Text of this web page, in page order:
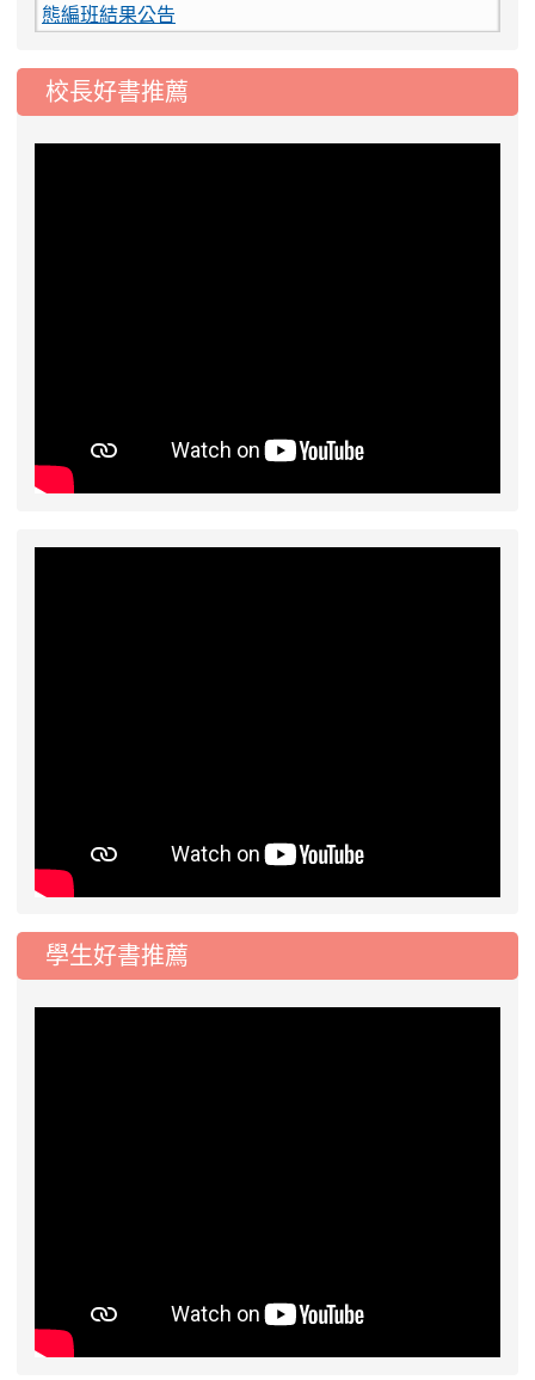
2026-07-31
公告
2026-07-17
公告
2026-07-17
公告
公告-115年桃園市運動會國小
游泳比賽楊梅區代表選手 集訓及比賽通知
校長好書推薦
學生好書推薦